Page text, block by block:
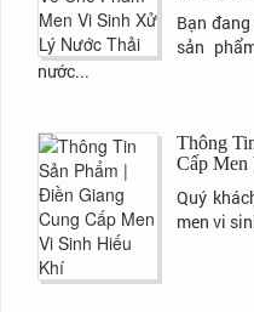
Bạn
sản
nước...
Thông
Cấp
Quý
men vi